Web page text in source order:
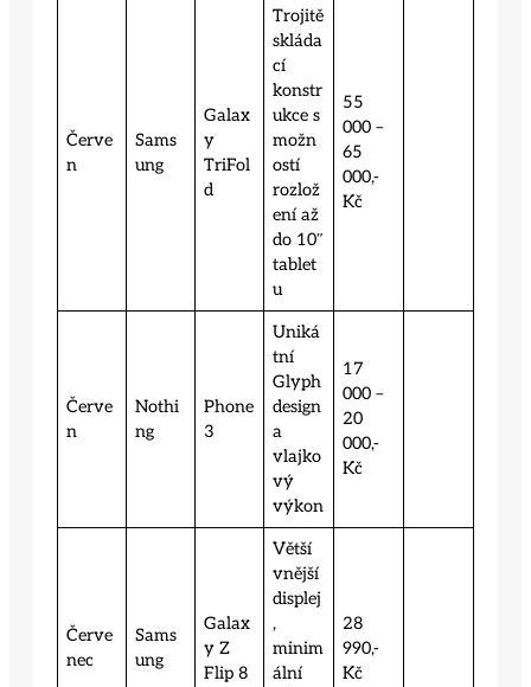
Červe
n
Sams
ung
Galax
y
TriFol
d
Trojitě
skláda
cí
konstr
ukce s
možn
ostí
rozlož
ení až
do 10″
tablet
u
55
000 –
65
000,-
Kč
Červe
n
Nothi
ng
Phone
3
Uniká
tní
Glyph
design
a
vlajko
vý
výkon
17
000 –
20
000,-
Kč
Červe
nec
Sams
ung
Galax
y Z
Flip 8
Větší
vnější
displej
,
minim
ální
28
990,-
Kč